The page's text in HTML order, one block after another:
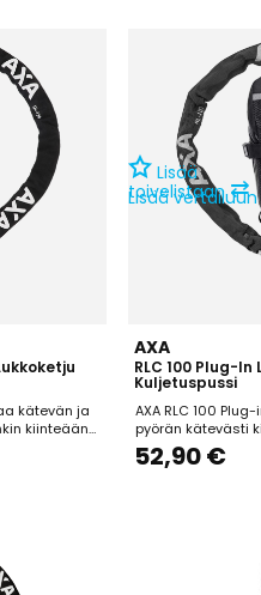
kätevän ja
kiinteään
Block
Lisää
toivelistaan ⇄
Lisää vertailuun
AXA
RLC 100 Plug-In
Kuljetuspussi
AXA RLC 100
pyörän kätevästi
objektiin.
Solid Plus-
52,90 €